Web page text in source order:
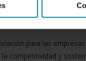
podrán
comercial de Cajamar.
para las
competitividad y